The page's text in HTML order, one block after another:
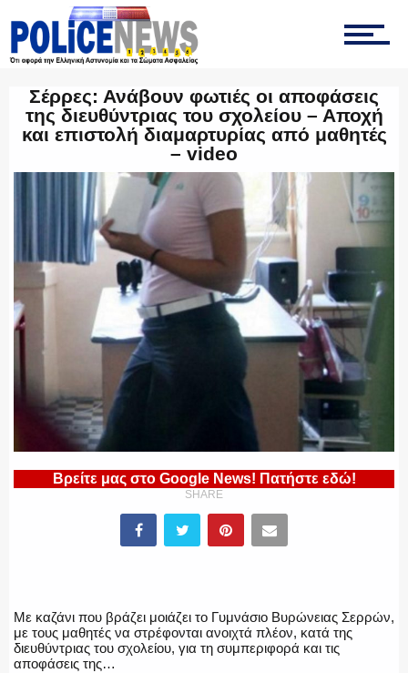
ΟΜΑΔΑ “Ζ”
ΕΚΑΜ
ΥΑΤ/ΥΜΕΤ
ΕΛΛΗΝΙΚΗ ΑΣΤΥΝΟΜΙΑ
ΛΙΜΕΝΙΚΟ
Σέρρες: Ανάβουν φωτιές οι αποφάσεις
της διευθύντριας του σχολείου – Αποχή
και επιστολή διαμαρτυρίας από μαθητές
– video
Βρείτε μας στο Google News! Πατήστε εδώ!
SHARE
Με καζάνι που βράζει μοιάζει το Γυμνάσιο Βυρώνειας Σερρών,
με τους μαθητές να στρέφονται ανοιχτά πλέον, κατά της
διευθύντριας του σχολείου, για τη συμπεριφορά και τις
αποφάσεις της…